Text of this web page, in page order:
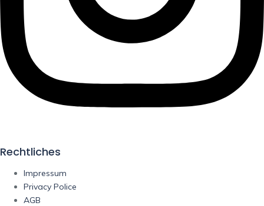
Rechtliches
Impressum
Privacy Police
AGB